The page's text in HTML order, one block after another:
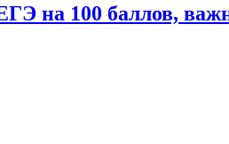
на 100 баллов,